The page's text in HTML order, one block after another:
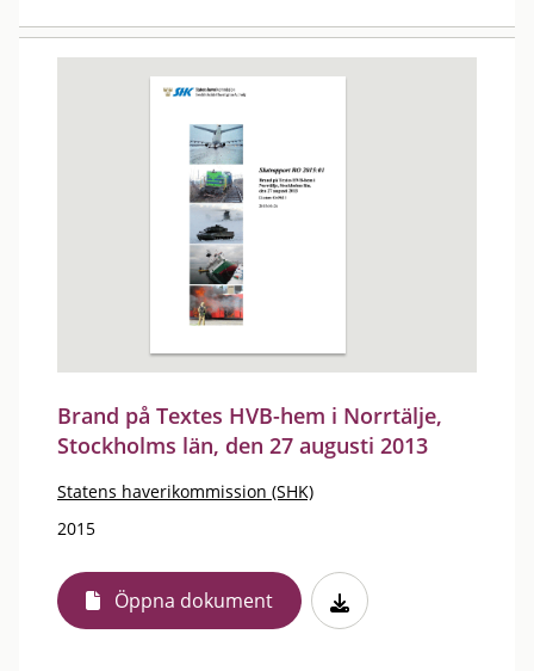
Brand på Textes HVB-hem i Norrtälje,
Stockholms län, den 27 augusti 2013
Statens haverikommission (SHK)
2015
Öppna dokument